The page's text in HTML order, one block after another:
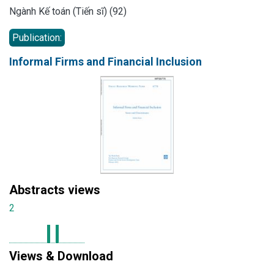
Ngành Kế toán (Tiến sĩ) (92)
Publication:
Informal Firms and Financial Inclusion
Abstracts views
2
Views & Download